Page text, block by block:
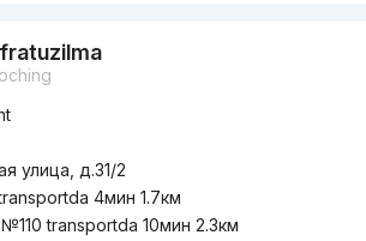
улица, д.31/2
4мин 1.7км
transportda 10мин 2.3км